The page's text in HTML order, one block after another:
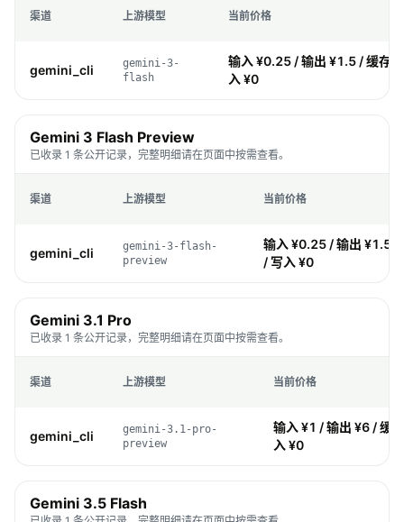
渠道 上游模型 当前价格
gemini_cli
gemini-3-
flash
输入 ¥0.25 / 输出 ¥1.5 / 缓存
入 ¥0
Gemini 3 Flash Preview
已收录 1 条公开记录，完整明细请在页面中按需查看。
渠道 上游模型 当前价格
gemini_cli
gemini-3-flash-
preview
输入 ¥0.25 / 输出 ¥1.5 /
/ 写入 ¥0
Gemini 3.1 Pro
已收录 1 条公开记录，完整明细请在页面中按需查看。
渠道 上游模型 当前价格
gemini_cli
gemini-3.1-pro-
preview
输入 ¥1 / 输出 ¥6 / 缓
入 ¥0
Gemini 3.5 Flash